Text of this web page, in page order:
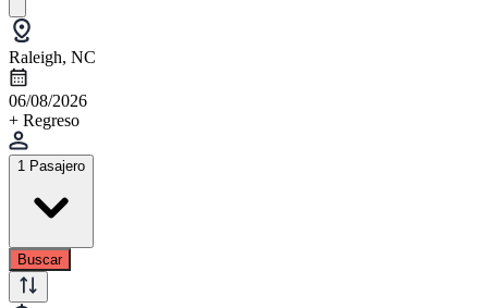
Raleigh, NC
06/08/2026
+ Regreso
1 Pasajero
Buscar